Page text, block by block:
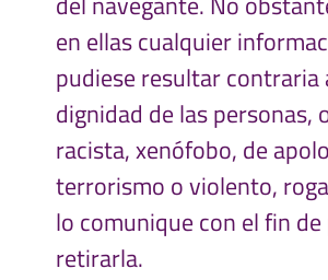
en ellas cualquier
pudiese resultar contraria
dignidad de las personas,
racista, xenófobo, de
terrorismo o violento,
lo comunique con el fin
retirarla.